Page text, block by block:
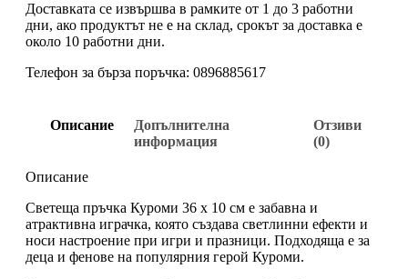
Доставката се извършва в рамките от 1 до 3 работни
дни, ако продуктът не е на склад, срокът за доставка е
около 10 работни дни.
Телефон за бърза поръчка: 0896885617
Описание
Допълнителна
информация
Отзиви
(0)
Описание
Светеща пръчка Куроми 36 х 10 см е забавна и
атрактивна играчка, която създава светлинни ефекти и
носи настроение при игри и празници. Подходяща е за
деца и фенове на популярния герой Куроми.